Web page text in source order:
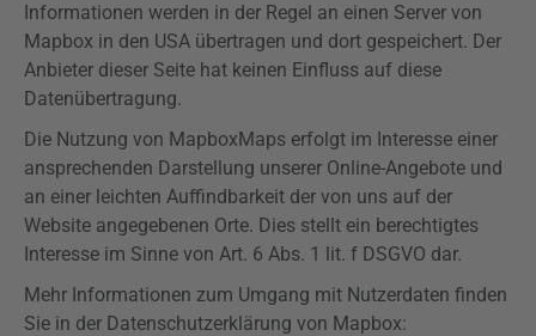
Informationen werden in der Regel an einen Server von
Mapbox in den USA übertragen und dort gespeichert. Der
Anbieter dieser Seite hat keinen Einfluss auf diese
Datenübertragung.
Die Nutzung von MapboxMaps erfolgt im Interesse einer
ansprechenden Darstellung unserer Online-Angebote und
an einer leichten Auffindbarkeit der von uns auf der
Website angegebenen Orte. Dies stellt ein berechtigtes
Interesse im Sinne von Art. 6 Abs. 1 lit. f DSGVO dar.
Mehr Informationen zum Umgang mit Nutzerdaten finden
Sie in der Datenschutzerklärung von Mapbox: